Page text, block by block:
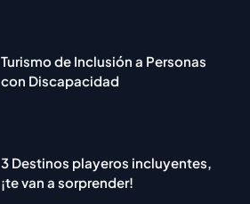
Turismo de Inclusión a Personas
con Discapacidad
3 Destinos playeros incluyentes,
¡te van a sorprender!